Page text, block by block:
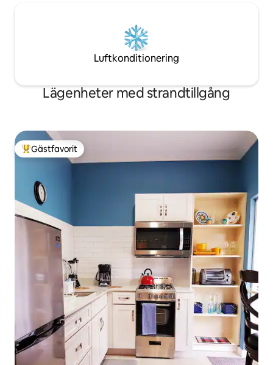
Luftkonditionering
Lägenheter med strandtillgång
Populär gästfavorit
Gästfavorit